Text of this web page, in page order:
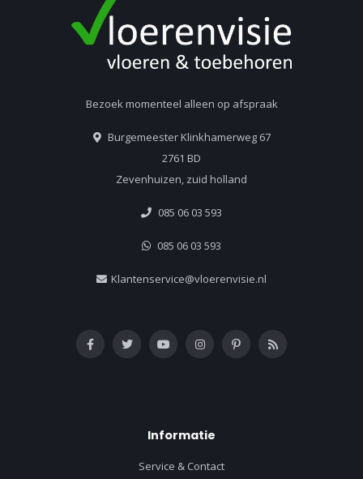
Bezoek momenteel alleen op afspraak
Burgemeester Klinkhamerweg 67
2761 BD
Zevenhuizen, zuid holland
085 06 03 593
085 06 03 593
Klantenservice@vloerenvisie.nl
Informatie
Service & Contact